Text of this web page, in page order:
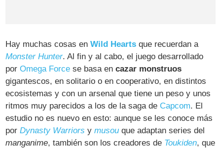
Hay muchas cosas enWild Hearts que recuerdan a
Monster Hunter. Al fin y al cabo, el juego desarrollado
porOmega Force se basa encazar monstruos
gigantescos, en solitario o en cooperativo, en distintos
ecosistemas y con un arsenal que tiene un peso y unos
ritmos muy parecidos a los de la saga de Capcom. El
estudio no es nuevo en esto: aunque se les conoce más
porDynasty Warriors ymusou que adaptan series del
manganime, también son los creadores de Toukiden, que